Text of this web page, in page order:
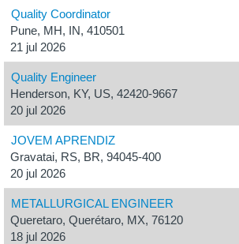
Quality Coordinator
Pune, MH, IN, 410501
21 jul 2026
Quality Engineer
Henderson, KY, US, 42420-9667
20 jul 2026
JOVEM APRENDIZ
Gravatai, RS, BR, 94045-400
20 jul 2026
METALLURGICAL ENGINEER
Queretaro, Querétaro, MX, 76120
18 jul 2026